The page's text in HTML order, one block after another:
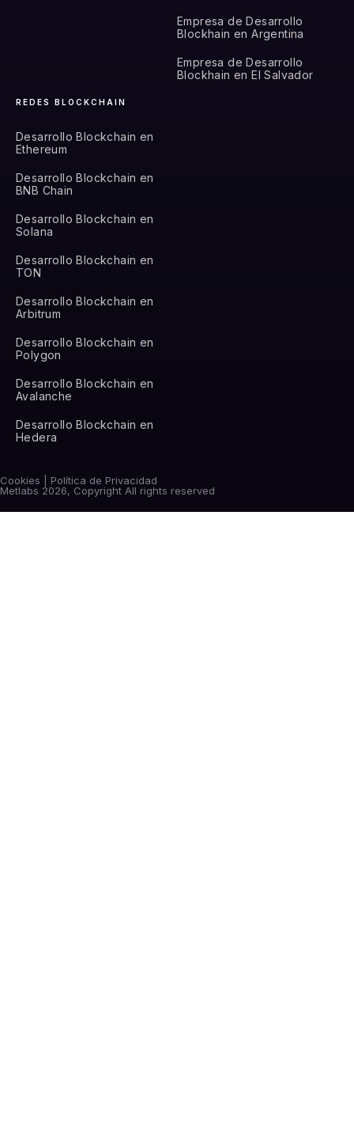
Empresa de Desarrollo
Blockhain en Argentina
Empresa de Desarrollo
Blockhain en El Salvador
REDES BLOCKCHAIN
Desarrollo Blockchain en
Ethereum
Desarrollo Blockchain en
BNB Chain
Desarrollo Blockchain en
Solana
Desarrollo Blockchain en
TON
Desarrollo Blockchain en
Arbitrum
Desarrollo Blockchain en
Polygon
Desarrollo Blockchain en
Avalanche
Desarrollo Blockchain en
Hedera
Cookies | Política de Privacidad
Metlabs 2026, Copyright All rights reserved